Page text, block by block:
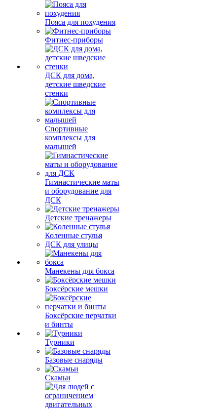
Пояса для похудения
Фитнес-приборы
ДСК для дома,
детские шведские
стенки
Спортивные
комплексы для
малышей
Гимнастические маты
и оборудование для
ДСК
Детские тренажеры
Коленные стулья
ДСК для улицы
Манекены для бокса
Боксёрские мешки
Боксёрские перчатки
и бинты
Турники
Базовые снаряды
Скамьи